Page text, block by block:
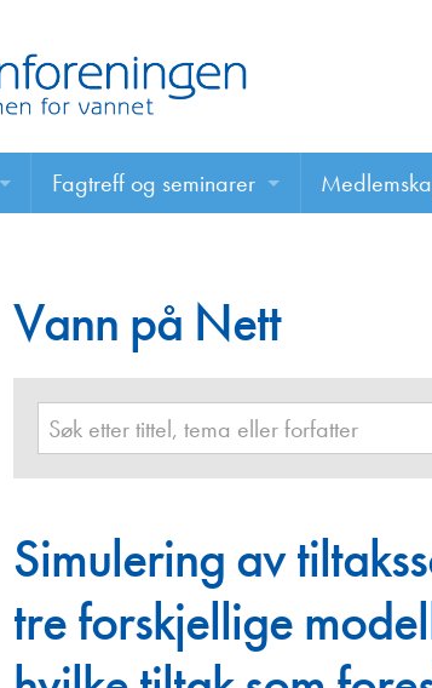
i VANN
Fagtreff og seminarer
Vann på Nett
Simulering av
tre forskjellige